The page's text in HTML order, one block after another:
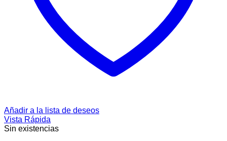
Añadir a la lista de deseos
Vista Rápida
Sin existencias